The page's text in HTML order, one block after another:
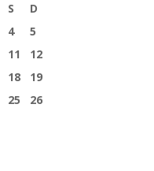
S
D
4
5
11
12
18
19
25
26